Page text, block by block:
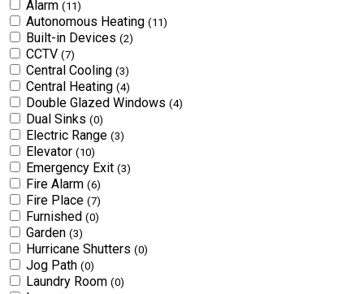
Alarm (11)
Autonomous Heating (11)
Built-in Devices (2)
CCTV (7)
Central Cooling (3)
Central Heating (4)
Double Glazed Windows (4)
Dual Sinks (0)
Electric Range (3)
Elevator (10)
Emergency Exit (3)
Fire Alarm (6)
Fire Place (7)
Furnished (0)
Garden (3)
Hurricane Shutters (0)
Jog Path (0)
Laundry Room (0)